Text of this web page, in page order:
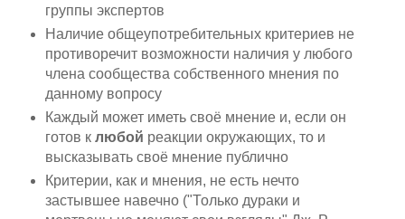
группы экспертов
Наличие общеупотребительных критериев не
противоречит возможности наличия у любого
члена сообщества собственного мнения по
данному вопросу
Каждый может иметь своё мнение и, если он
готов к любой реакции окружающих, то и
высказывать своё мнение публично
Критерии, как и мнения, не есть нечто
застывшее навечно ("Только дураки и